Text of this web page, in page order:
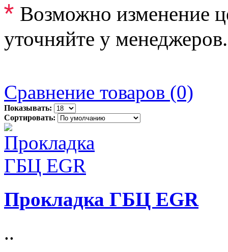
* Возможно изменение
уточняйте у менеджеров.
Сравнение товаров (0)
Показывать:
Сортировать:
Прокладка ГБЦ EGR
..